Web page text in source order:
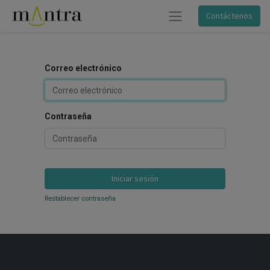
Contáctenos
Correo electrónico
Contraseña
Iniciar sesión
Restablecer contraseña